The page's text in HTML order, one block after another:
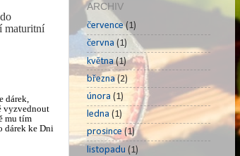
maturitní
dárek,
vyzvednout
mu tím
dárek ke Dni
ARCHIV
července(1)
června (1)
května(1)
března(2)
února (1)
ledna (1)
prosince(1)
listopadu (1)